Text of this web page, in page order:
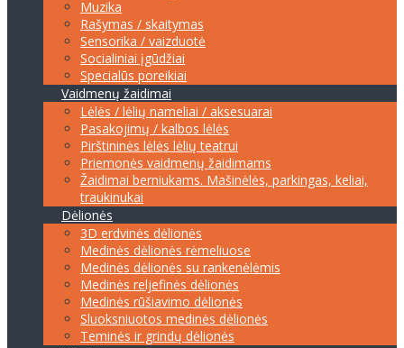
Muzika
Rašymas / skaitymas
Sensorika / vaizduotė
Socialiniai įgūdžiai
Specialūs poreikiai
Vaidmenų žaidimai
Lėlės / lėlių nameliai / aksesuarai
Pasakojimų / kalbos lėlės
Pirštininės lėlės lėlių teatrui
Priemonės vaidmenų žaidimams
Žaidimai berniukams. Mašinėlės, parkingas, keliai,
traukinukai
Dėlionės
3D erdvinės dėlionės
Medinės dėlionės rėmeliuose
Medinės dėlionės su rankenėlėmis
Medinės reljefinės dėlionės
Medinės rūšiavimo dėlionės
Sluoksniuotos medinės dėlionės
Teminės ir grindų dėlionės